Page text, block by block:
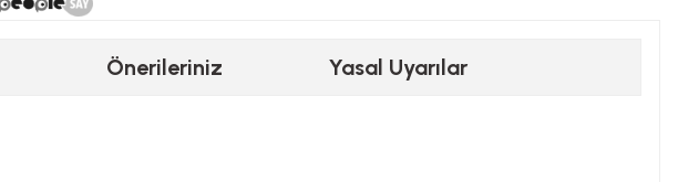
Önerileriniz Yasal Uyarılar